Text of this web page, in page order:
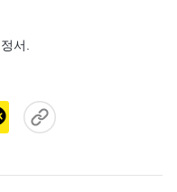
서.